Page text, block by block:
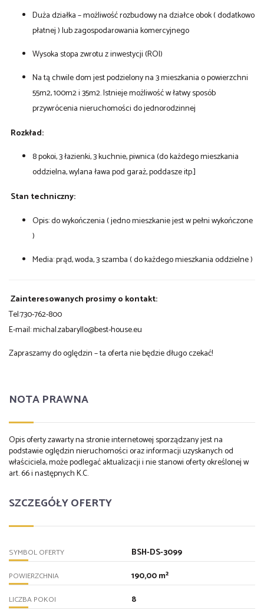
Duża działka – możliwość rozbudowy na działce obok ( dodatkowo
płatnej ) lub zagospodarowania komercyjnego
Wysoka stopa zwrotu z inwestycji (ROI)
Na tą chwile dom jest podzielony na 3 mieszkania o powierzchni
55m2, 100m2 i 35m2. Istnieje możliwość w łatwy sposób
przywrócenia nieruchomości do jednorodzinnej
Rozkład:
8 pokoi, 3 łazienki, 3 kuchnie, piwnica (do każdego mieszkania
oddzielna, wylana ława pod garaż, poddasze itp.]
Stan techniczny:
Opis: do wykończenia ( jedno mieszkanie jest w pełni wykończone
)
Media: prąd, woda, 3 szamba ( do każdego mieszkania oddzielne )
Zainteresowanych prosimy o kontakt:
Tel:730-762-800
E-mail: michal.zabaryllo@best-house.eu
Zapraszamy do oględzin – ta oferta nie będzie długo czekać!
NOTA PRAWNA
Opis oferty zawarty na stronie internetowej sporządzany jest na
podstawie oględzin nieruchomości oraz informacji uzyskanych od
właściciela, może podlegać aktualizacji i nie stanowi oferty określonej w
art. 66 i następnych K.C.
SZCZEGÓŁY OFERTY
SYMBOL OFERTY BSH-DS-3099
POWIERZCHNIA 190,00 m²
LICZBA POKOI 8